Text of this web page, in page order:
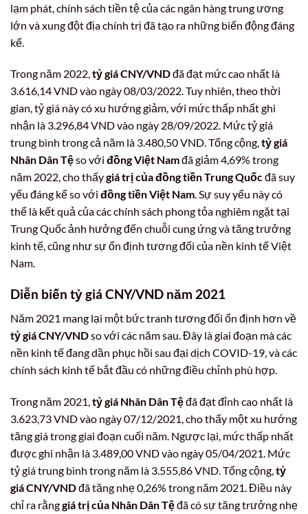
lạm phát, chính sách tiền tệ của các ngân hàng trung ương
lớn và xung đột địa chính trị đã tạo ra những biến động đáng
kể.
Trong năm 2022,tỷ giá CNY/VNDđã đạt mức cao nhất là
3.616,14 VND vào ngày 08/03/2022. Tuy nhiên, theo thời
gian, tỷ giá này có xu hướng giảm, với mức thấp nhất ghi
nhận là 3.296,84 VND vào ngày 28/09/2022. Mức tỷ giá
trung bình trong cả năm là 3.480,50 VND. Tổng cộng,tỷ giá
Nhân Dân Tệso với đồng Việt Namđã giảm 4,69% trong
năm 2022, cho thấygiá trị của đồng tiền Trung Quốcđã suy
yếu đáng kể so với đồng tiền Việt Nam. Sự suy yếu này có
thể là kết quả của các chính sách phong tỏa nghiêm ngặt tại
Trung Quốc ảnh hưởng đến chuỗi cung ứng và tăng trưởng
kinh tế, cũng như sự ổn định tương đối của nền kinh tế Việt
Nam.
Diễn biến tỷ giá CNY/VND năm 2021
Năm 2021 mang lại một bức tranh tương đối ổn định hơn về
tỷ giá CNY/VNDso với các năm sau. Đây là giai đoạn mà các
nền kinh tế đang dần phục hồi sau đại dịch COVID-19, và các
chính sách kinh tế bắt đầu có những điều chỉnh phù hợp.
Trong năm 2021, tỷ giá Nhân Dân Tệđã đạt đỉnh cao nhất là
3.623,73 VND vào ngày 07/12/2021, cho thấy một xu hướng
tăng giá trong giai đoạn cuối năm. Ngược lại, mức thấp nhất
được ghi nhận là 3.489,00 VND vào ngày 05/04/2021. Mức
tỷ giá trung bình trong năm là 3.555,86 VND. Tổng cộng, tỷ
giá CNY/VNDđã tăng nhẹ 0,26% trong năm 2021. Điều này
chỉ ra rằnggiá trị của Nhân Dân Tệđã có sự tăng trưởng nhẹ